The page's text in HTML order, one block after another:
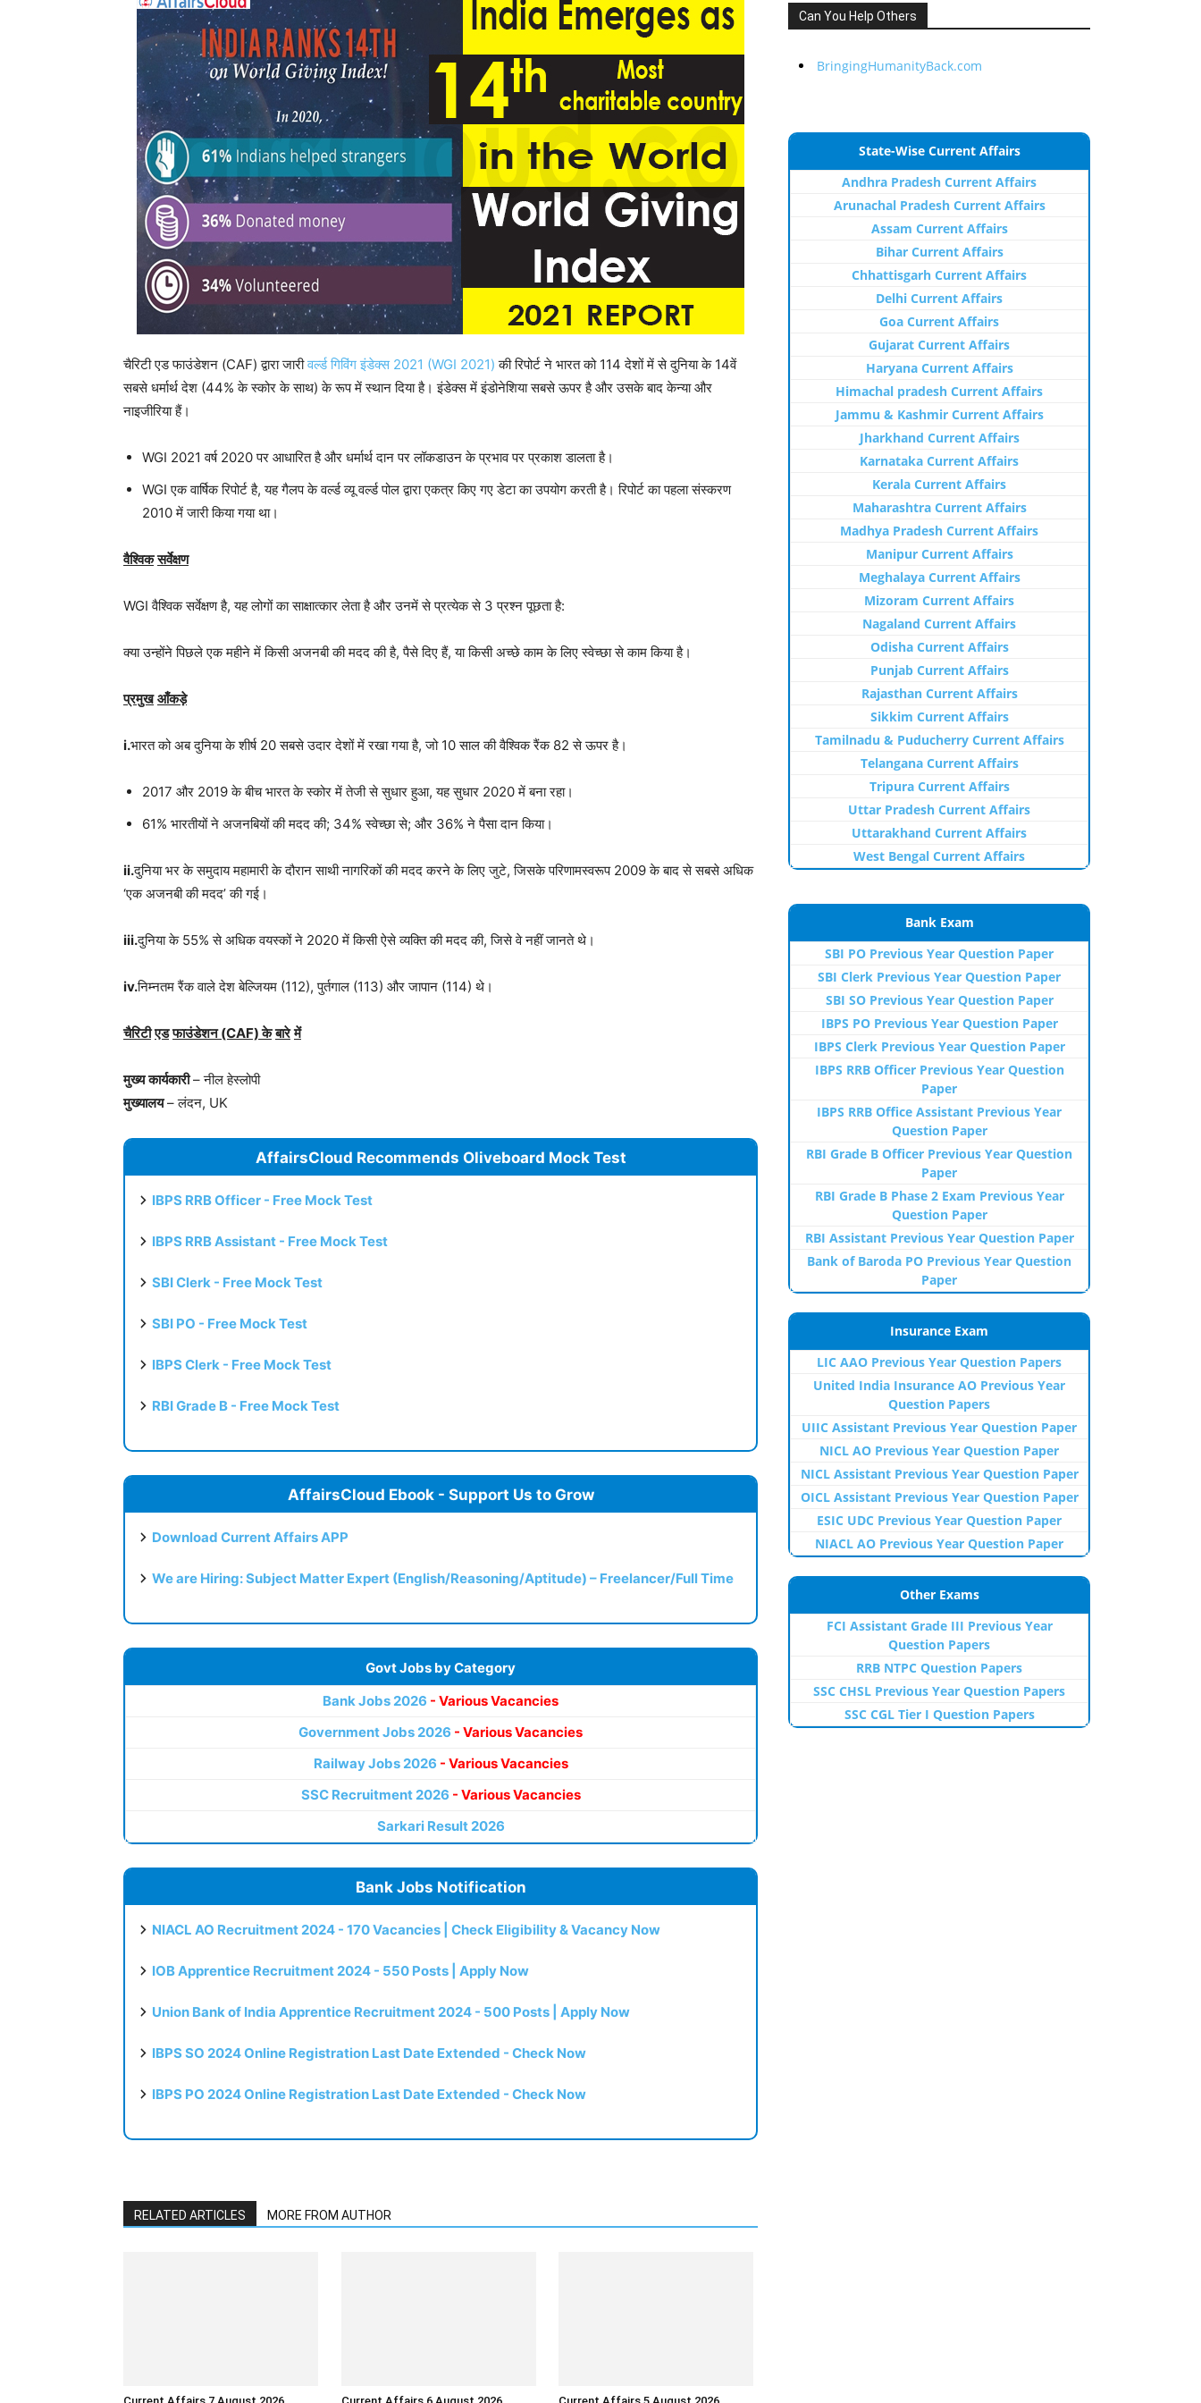
चैरिटी एड फाउंडेशन (CAF) द्वारा जारीवर्ल्ड गिविंग इंडेक्स 2021 (WGI 2021)की रिपोर्ट ने भारत को 114 देशों में से दुनिया के 14वें
सबसे धर्मार्थ देश (44% के स्कोर के साथ) के रूप में स्थान दिया है। इंडेक्स में इंडोनेशिया सबसे ऊपर है और उसके बाद केन्या और
नाइजीरिया हैं।
WGI 2021 वर्ष 2020 पर आधारित है और धर्मार्थ दान पर लॉकडाउन के प्रभाव पर प्रकाश डालता है।
WGI एक वार्षिक रिपोर्ट है, यह गैलप के वर्ल्ड व्यू वर्ल्ड पोल द्वारा एकत्र किए गए डेटा का उपयोग करती है। रिपोर्ट का पहला संस्करण
2010 में जारी किया गया था।
वैश्विक सर्वेक्षण
WGI वैश्विक सर्वेक्षण है, यह लोगों का साक्षात्कार लेता है और उनमें से प्रत्येक से 3 प्रश्न पूछता है:
क्या उन्होंने पिछले एक महीने में किसी अजनबी की मदद की है, पैसे दिए हैं, या किसी अच्छे काम के लिए स्वेच्छा से काम किया है।
प्रमुख आँकड़े
i.भारत को अब दुनिया के शीर्ष 20 सबसे उदार देशों में रखा गया है, जो 10 साल की वैश्विक रैंक 82 से ऊपर है।
2017 और 2019 के बीच भारत के स्कोर में तेजी से सुधार हुआ, यह सुधार 2020 में बना रहा।
61% भारतीयों ने अजनबियों की मदद की; 34% स्वेच्छा से; और 36% ने पैसा दान किया।
ii.दुनिया भर के समुदाय महामारी के दौरान साथी नागरिकों की मदद करने के लिए जुटे, जिसके परिणामस्वरूप 2009 के बाद से सबसे अधिक
‘एक अजनबी की मदद’ की गई।
iii.दुनिया के 55% से अधिक वयस्कों ने 2020 में किसी ऐसे व्यक्ति की मदद की, जिसे वे नहीं जानते थे।
iv.निम्नतम रैंक वाले देश बेल्जियम (112), पुर्तगाल (113) और जापान (114) थे।
चैरिटी एड फाउंडेशन(CAF)के बारे में
मुख्य कार्यकारी– नील हेस्लोपी
मुख्यालय– लंदन, UK
AffairsCloud Recommends Oliveboard Mock Test
IBPS RRB Officer - Free Mock Test
IBPS RRB Assistant - Free Mock Test
SBI Clerk - Free Mock Test
SBI PO - Free Mock Test
IBPS Clerk - Free Mock Test
RBI Grade B - Free Mock Test
AffairsCloud Ebook - Support Us to Grow
Download Current Affairs APP
We are Hiring: Subject Matter Expert (English/Reasoning/Aptitude) – Freelancer/Full Time
Govt Jobs by Category
Bank Jobs 2026 - Various Vacancies
Government Jobs 2026 - Various Vacancies
Railway Jobs 2026 - Various Vacancies
SSC Recruitment 2026 - Various Vacancies
Sarkari Result 2026
Bank Jobs Notification
NIACL AO Recruitment 2024 - 170 Vacancies | Check Eligibility & Vacancy Now
IOB Apprentice Recruitment 2024 - 550 Posts | Apply Now
Union Bank of India Apprentice Recruitment 2024 - 500 Posts | Apply Now
IBPS SO 2024 Online Registration Last Date Extended - Check Now
IBPS PO 2024 Online Registration Last Date Extended - Check Now
RELATED ARTICLES MORE FROM AUTHOR
Can You Help Others
BringingHumanityBack.com
State-Wise Current Affairs
Andhra Pradesh Current Affairs
Arunachal Pradesh Current Affairs
Assam Current Affairs
Bihar Current Affairs
Chhattisgarh Current Affairs
Delhi Current Affairs
Goa Current Affairs
Gujarat Current Affairs
Haryana Current Affairs
Himachal pradesh Current Affairs
Jammu & Kashmir Current Affairs
Jharkhand Current Affairs
Karnataka Current Affairs
Kerala Current Affairs
Maharashtra Current Affairs
Madhya Pradesh Current Affairs
Manipur Current Affairs
Meghalaya Current Affairs
Mizoram Current Affairs
Nagaland Current Affairs
Odisha Current Affairs
Punjab Current Affairs
Rajasthan Current Affairs
Sikkim Current Affairs
Tamilnadu & Puducherry Current Affairs
Telangana Current Affairs
Tripura Current Affairs
Uttar Pradesh Current Affairs
Uttarakhand Current Affairs
West Bengal Current Affairs
Bank Exam
SBI PO Previous Year Question Paper
SBI Clerk Previous Year Question Paper
SBI SO Previous Year Question Paper
IBPS PO Previous Year Question Paper
IBPS Clerk Previous Year Question Paper
IBPS RRB Officer Previous Year Question
Paper
IBPS RRB Office Assistant Previous Year
Question Paper
RBI Grade B Officer Previous Year Question
Paper
RBI Grade B Phase 2 Exam Previous Year
Question Paper
RBI Assistant Previous Year Question Paper
Bank of Baroda PO Previous Year Question
Paper
Insurance Exam
LIC AAO Previous Year Question Papers
United India Insurance AO Previous Year
Question Papers
UIIC Assistant Previous Year Question Paper
NICL AO Previous Year Question Paper
NICL Assistant Previous Year Question Paper
OICL Assistant Previous Year Question Paper
ESIC UDC Previous Year Question Paper
NIACL AO Previous Year Question Paper
Other Exams
FCI Assistant Grade III Previous Year
Question Papers
RRB NTPC Question Papers
SSC CHSL Previous Year Question Papers
SSC CGL Tier I Question Papers